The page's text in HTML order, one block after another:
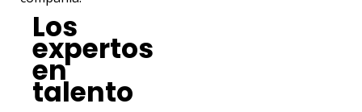
Los
expertos
en
talento